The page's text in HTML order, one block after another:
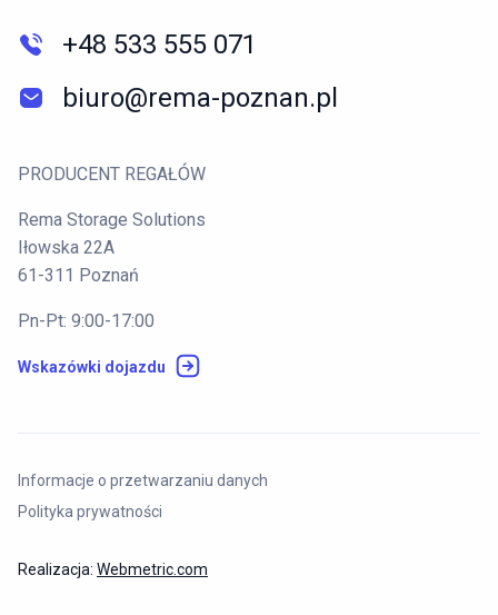
+48 533 555 071
biuro@rema-poznan.pl
PRODUCENT REGAŁÓW
Rema Storage Solutions
Iłowska 22A
61-311 Poznań
Pn-Pt: 9:00-17:00
Wskazówki dojazdu
Informacje o przetwarzaniu danych
Polityka prywatności
Realizacja: Webmetric.com